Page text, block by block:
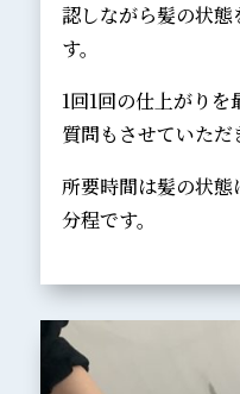
認しながら髪の状
す。
1回1回の仕上がり
質問もさせていただ
所要時間は髪の状
分程です。